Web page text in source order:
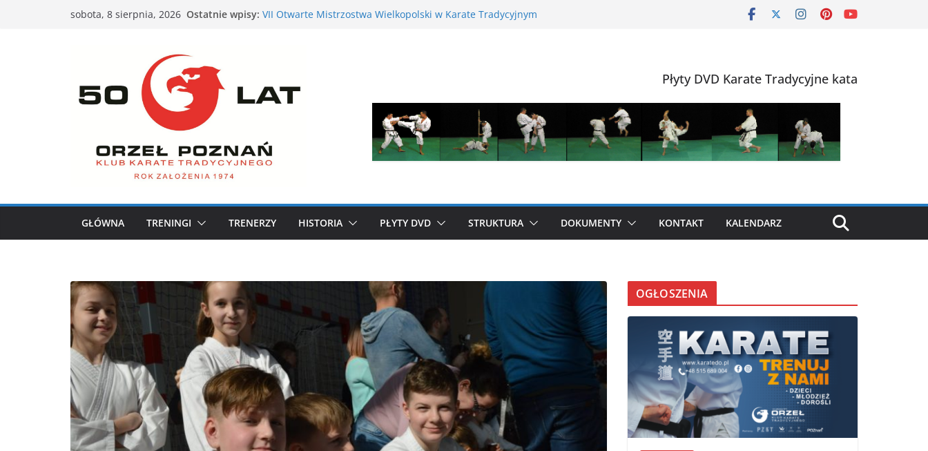
sobota, 8 sierpnia, 2026 Ostatnie wpisy: VII Otwarte Mistrzostwa Wielkopolski w Karate Tradycyjnym
Karate dla energicznego dziecka – dlaczego to działa
XXXVII Mistrzostwa Polski w Karate Tradycyjnym
Płyty DVD Karate Tradycyjne kata
GŁÓWNA TRENINGI TRENERZY HISTORIA PŁYTY DVD STRUKTURA DOKUMENTY KONTAKT KALENDARZ
OGŁOSZENIA